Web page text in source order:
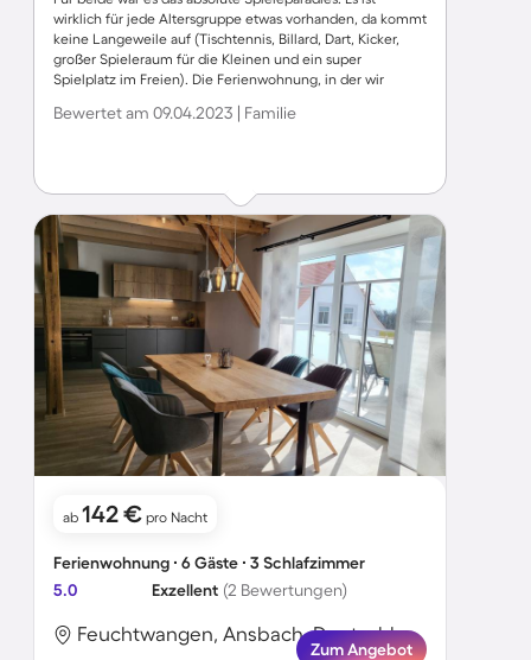
wirklich für jede Altersgruppe etwas vorhanden, da kommt
keine Langeweile auf (Tischtennis, Billard, Dart, Kicker,
großer Spieleraum für die Kleinen und ein super
Spielplatz im Freien). Die Ferienwohnung, in der wir
eingerichtet, sehr sauber und es fehlte an nichts. Der
Dank an Familie Schneider!
Bewertet am 09.04.2023 | Familie
ab 142 € pro Nacht
Ferienwohnung ∙ 6 Gäste ∙ 3 Schlafzimmer
5.0
Exzellent (2 Bewertungen)
Feuchtwangen, Ansbach, Deutschland
Zum Angebot